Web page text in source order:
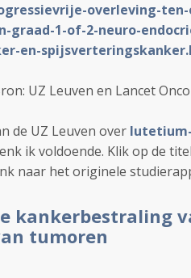
overleving-
graad-1-of-2-neuro-
en-
UZ Leuven en Lancet
de UZ Leuven over
ik voldoende. Klik op de
naar het originele
kankerbestraling
tumoren